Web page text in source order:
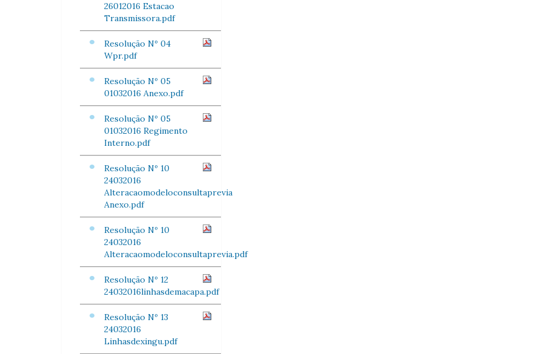
26012016 Estacao
Transmissora.pdf
Resolução Nº 04
Wpr.pdf
Resolução Nº 05
01032016 Anexo.pdf
Resolução Nº 05
01032016 Regimento
Interno.pdf
Resolução Nº 10
24032016
Alteracaomodeloconsultaprevia
Anexo.pdf
Resolução Nº 10
24032016
Alteracaomodeloconsultaprevia.pdf
Resolução Nº 12
24032016linhasdemacapa.pdf
Resolução Nº 13
24032016
Linhasdexingu.pdf